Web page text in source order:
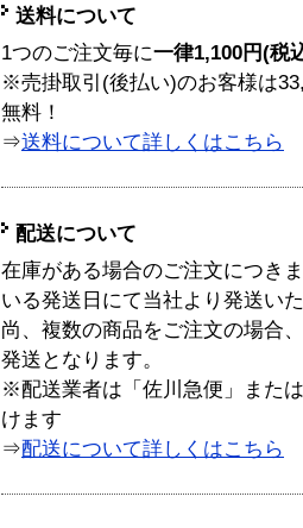
送料について
1つのご注文毎に一律1,100円(税
※売掛取引(後払い)のお客様は
無料！
⇒送料について詳しくはこちら
配送について
在庫がある場合のご注文につき
いる発送日にて当社より発送い
尚、複数の商品をご注文の場合
発送となります。
※配送業者は「佐川急便」また
けます
⇒配送について詳しくはこちら